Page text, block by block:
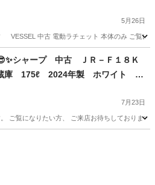
5月26日
VESSEL 中古 電動ラチェット 本体のみ ご覧
ラチェットシャープ 中古 ＪＲ－Ｆ１８Ｋ
庫 175ℓ 2024年製 ホワイト ６
ま市田場✨
7月23日
。 ご覧になりたい方、 ご来店お待ちしてお